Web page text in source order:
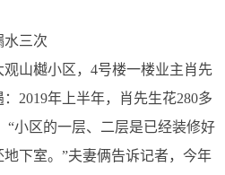
水三次
山樾小区，4号楼一楼业主肖先
2019年上半年，肖先生花280多
“小区的一层、二层是已经装修好
下室。”夫妻俩告诉记者，今年